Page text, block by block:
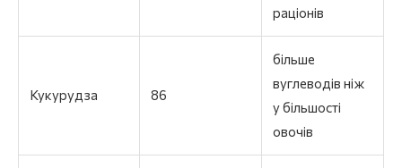
раціонів
Кукурудза 86
більше
вуглеводів ніж
у більшості
овочів